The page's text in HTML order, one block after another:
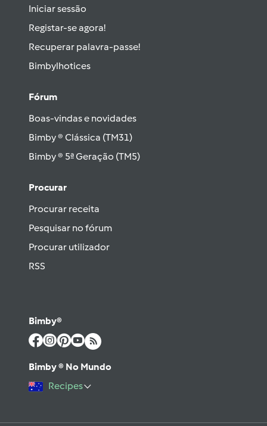
Iniciar sessão
Registar-se agora!
Recuperar palavra-passe!
Bimbylhotices
Fórum
Boas-vindas e novidades
Bimby ® Clássica (TM31)
Bimby ® 5ª Geração (TM5)
Procurar
Procurar receita
Pesquisar no fórum
Procurar utilizador
RSS
Bimby®
Bimby ® No Mundo
Recipes